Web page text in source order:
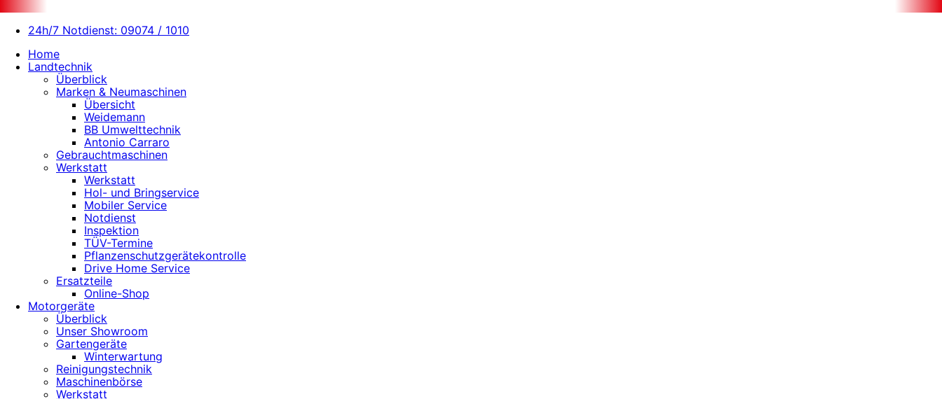
24h/7 Notdienst: 09074 / 1010
Home
Landtechnik
Überblick
Marken & Neumaschinen
Übersicht
Weidemann
BB Umwelttechnik
Antonio Carraro
Gebrauchtmaschinen
Werkstatt
Werkstatt
Hol- und Bringservice
Mobiler Service
Notdienst
Inspektion
TÜV-Termine
Pflanzenschutzgerätekontrolle
Drive Home Service
Ersatzteile
Online-Shop
Motorgeräte
Überblick
Unser Showroom
Gartengeräte
Winterwartung
Reinigungstechnik
Maschinenbörse
Werkstatt